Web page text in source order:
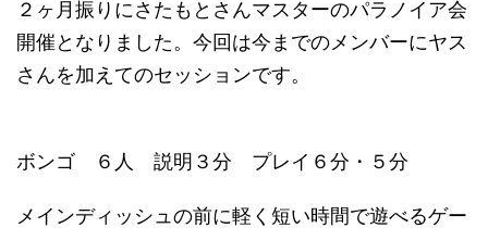
２ヶ月振りにさたもとさんマスターのパラノイア会
開催となりました。今回は今までのメンバーにヤス
さんを加えてのセッションです。
ボンゴ ６人 説明３分 プレイ６分・５分
メインディッシュの前に軽く短い時間で遊べるゲー